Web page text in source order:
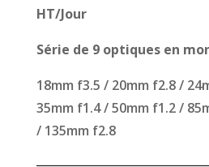
HT/Jour
Série de 9 optiques en
18mm f3.5 / 20mm f2.8 /
35mm f1.4 / 50mm f1.2 /
/ 135mm f2.8